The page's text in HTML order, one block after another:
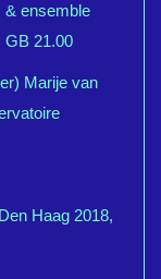
& ensemble
GB 21.00
Marije van
Haag 2018,